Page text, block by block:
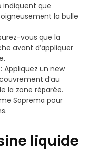
indiquent que
la bulle
vous que la
avant d’appliquer
: Appliquez un new
d’au
la zone réparée.
Soprema pour
liquide